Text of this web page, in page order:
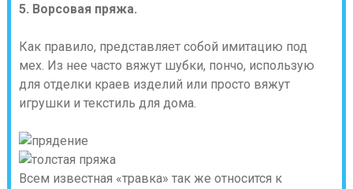
5. Ворсовая пряжа.
Как правило, представляет собой имитацию под
мех. Из нее часто вяжут шубки, пончо, использую
для отделки краев изделий или просто вяжут
игрушки и текстиль для дома.
Всем известная «травка» так же относится к